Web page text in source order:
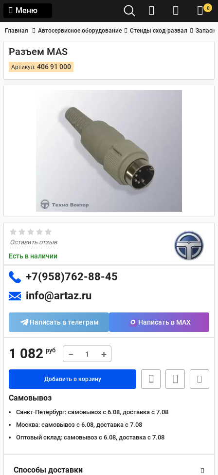
Меню 0
Главная Автосервисное оборудование Стенды сход-развал
Разъем MAS
Артикул: 406 91 000
Оставить отзыв
Есть в наличии
+7(958)762-88-45
info@artaz.ru
Написать в телеграм Написать в MAX
1 082 руб − +
Добавить в корзину
Самовывоз
Санкт-Петербург: самовывоз с 6.08, доставка c 7.08
Москва: самовывоз с 6.08, доставка c 7.08
Оптовый склад: самовывоз с 6.08, доставка c 7.08
Способы доставки